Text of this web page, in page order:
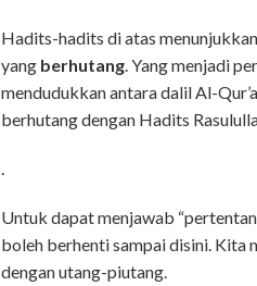
Hadits-hadits di atas
yang berhutang. Yang menjadi
mendudukkan antara dalil Al-
berhutang dengan Hadits
.
Untuk dapat menjawab
boleh berhenti sampai disini. Kita
dengan utang-piutang.